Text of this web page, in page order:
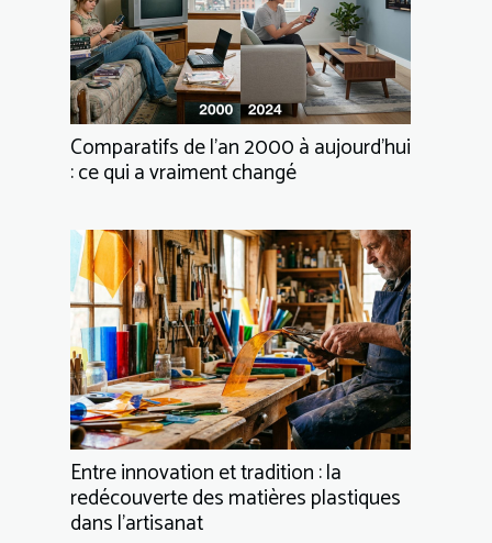
Comparatifs de l’an 2000 à aujourd’hui
: ce qui a vraiment changé
Entre innovation et tradition : la
redécouverte des matières plastiques
dans l’artisanat